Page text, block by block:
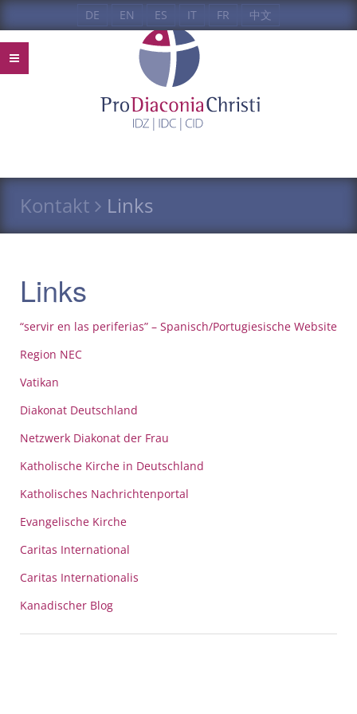
DE EN ES IT FR 中文
Kontakt Links
Links
“servir en las periferias” – Spanisch/Portugiesische Website
Region NEC
Vatikan
Diakonat Deutschland
Netzwerk Diakonat der Frau
Katholische Kirche in Deutschland
Katholisches Nachrichtenportal
Evangelische Kirche
Caritas International
Caritas Internationalis
Kanadischer Blog